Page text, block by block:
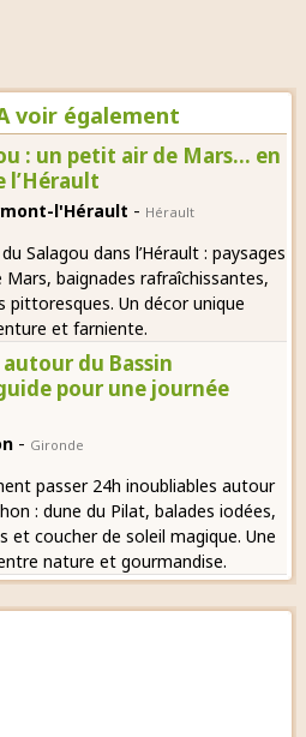
voir également
: un petit air de Mars… en
l’Hérault
l'Hérault - Hérault
Salagou dans l’Hérault : paysages
Mars, baignades rafraîchissantes,
pittoresques. Un décor unique
et farniente.
du Bassin
pour une journée
- Gironde
passer 24h inoubliables autour
: dune du Pilat, balades iodées,
et coucher de soleil magique. Une
nature et gourmandise.